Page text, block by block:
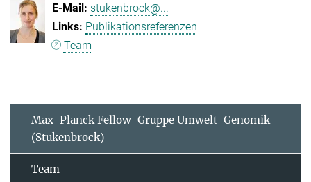
stukenbrock@...
Publikationsreferenzen
Team
Max-Planck Fellow-Gruppe Umwelt-Genomik
(Stukenbrock)
Team